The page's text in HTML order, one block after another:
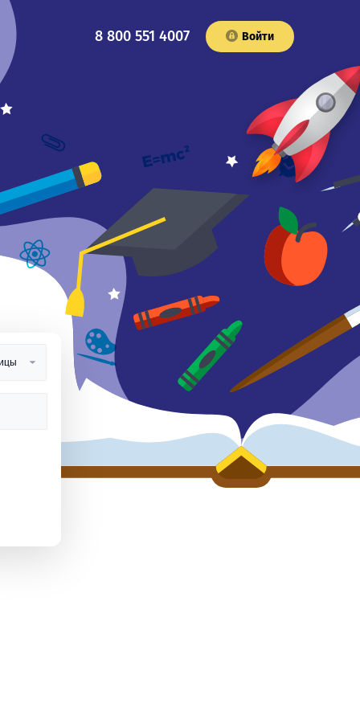
8 800 551 4007 Войти